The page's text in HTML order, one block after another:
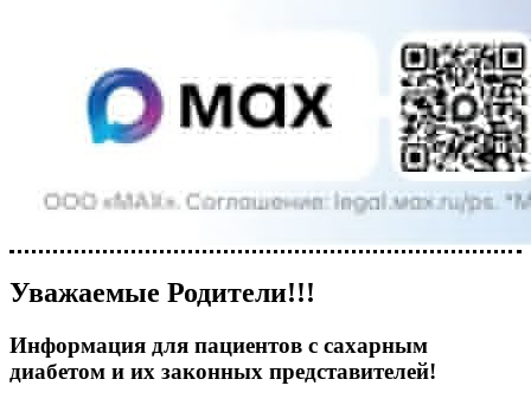
Уважаемые Родители!!!
Информация для пациентов с сахарным
диабетом и их законных представителей!